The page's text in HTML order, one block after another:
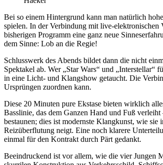
Bei so einem Hintergrund kann man natürlich
spielen. In der Verbindung mit live-elektronischen
bisherigen Programm eine ganz neue
dem Sinne: Lob an die Regie!
Schlusswerk des Abends bildet dann die nicht
Spektakel ab. Wer „Star Wars“ und „Interstellar“
in eine Licht- und Klangshow getaucht. Die
Ursprüngen zuordnen kann.
Diese 20 Minuten pure Ekstase bieten wirklich
Basslinie, das dem Ganzen Hand und Fuß
bestaunen; dies ist modernste Klangkunst, wie
Reizüberflutung neigt. Eine noch klarere
einmal für den Kontrakt durch Pärt gedankt.
Beeindruckend ist vor allem, wie die vier Jungen